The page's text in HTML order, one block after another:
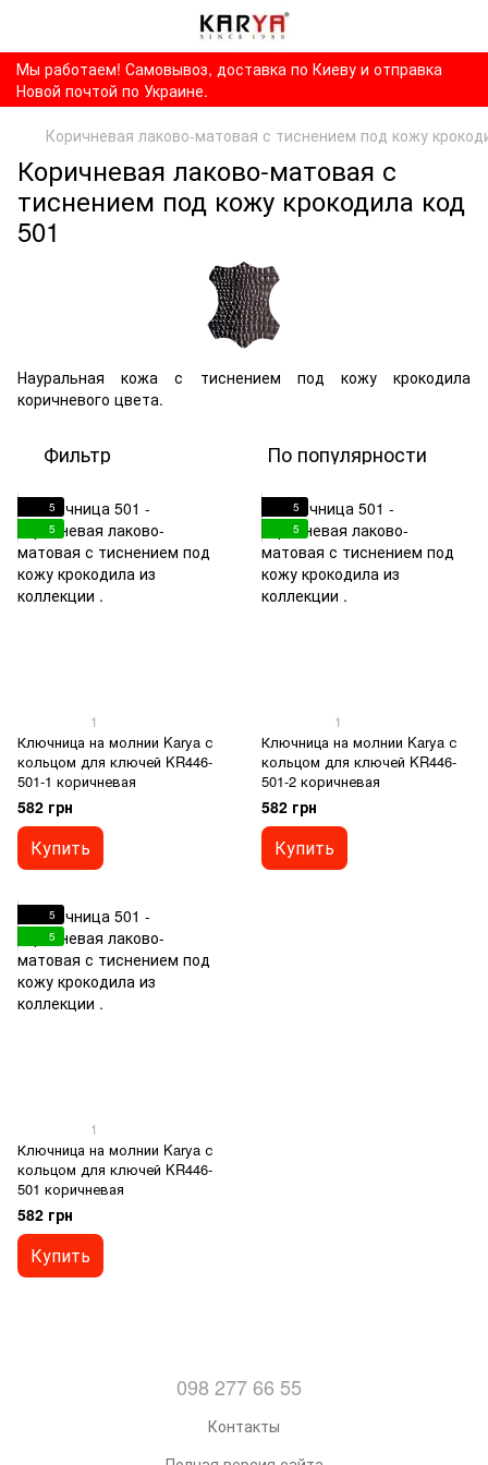
Мы работаем! Самовывоз, доставка по Киеву и отправка
Новой почтой по Украине.
Коричневая лаково-матовая с тиснением под кожу
Коричневая лаково-матовая с
тиснением под кожу крокодила код
501
Науральная кожа с тиснением под кожу крокодила
коричневого цвета.
Фильтр По популярности
5
5
1
Ключница на молнии Karya с
кольцом для ключей KR446-
501-1 коричневая
582 грн
Купить
5
5
1
Ключница на молнии Karya с
кольцом для ключей KR446-
501-2 коричневая
582 грн
Купить
5
5
1
Ключница на молнии Karya с
кольцом для ключей KR446-
501 коричневая
582 грн
Купить
098 277 66 55
Контакты